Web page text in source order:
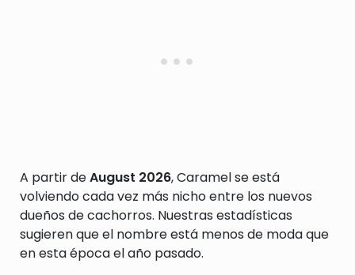
A partir deAugust 2026, Caramel se está
volviendo cada vez más nicho entre los nuevos
dueños de cachorros. Nuestras estadísticas
sugieren que el nombre está menos de moda que
en esta época el año pasado.